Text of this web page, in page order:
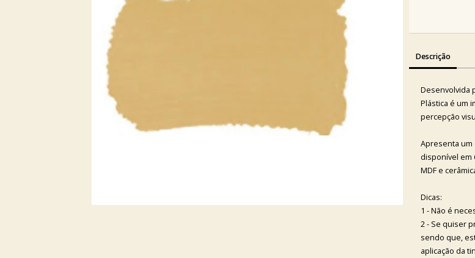
Descrição
Desenvolvida
Plástica é um
percepção
Apresenta um
disponível em
MDF e
Dicas:
1 - Não é
2 - Se quiser
sendo que,
aplicação da